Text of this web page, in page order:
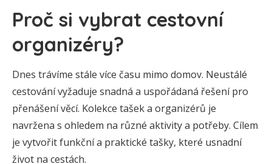
Proč si vybrat cestovní
organizéry?
Dnes trávíme stále více času mimo domov. Neustálé
cestování vyžaduje snadná a uspořádaná řešení pro
přenášení věcí. Kolekce tašek a organizérů je
navržena s ohledem na různé aktivity a potřeby. Cílem
je vytvořit funkční a praktické tašky, které usnadní
život na cestách.